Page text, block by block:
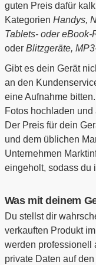
guten Preis dafür
Kategorien Handys,
Tablets- oder eBook-
oder Blitzgeräte,
Gibt es dein Gerät
an den
eine Aufnahme
Fotos hochladen
Der Preis für dein
und dem üblichen
Unternehmen
eingeholt, sodass du
Was mit deinem
Du stellst dir
verkauften Produkt
werden professionell
private Daten auf